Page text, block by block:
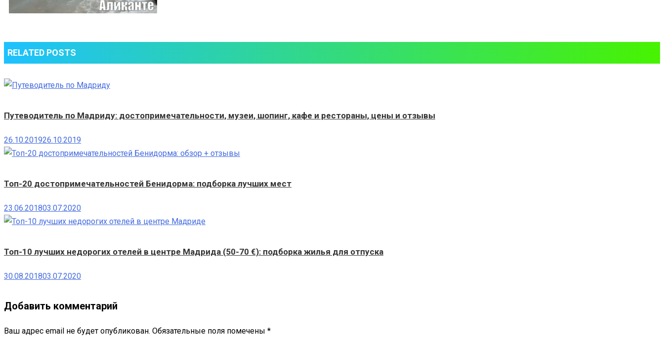
RELATED POSTS
Путеводитель по Мадриду: достопримечательности, музеи, шопинг, кафе и рестораны, цены и отзывы
26.10.201926.10.2019
Топ-20 достопримечательностей Бенидорма: подборка лучших мест
23.06.201803.07.2020
Топ-10 лучших недорогих отелей в центре Мадрида (50-70 €): подборка жилья для отпуска
30.08.201803.07.2020
Добавить комментарий
Ваш адрес email не будет опубликован. Обязательные поля помечены *